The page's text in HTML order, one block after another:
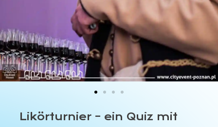
Likörturnier – ein Quiz mit